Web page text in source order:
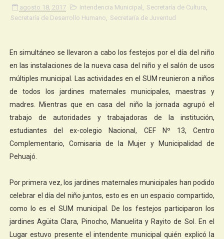
agosto 18, 2017 Intendencia Municipal Secretaría de Cultura
Secretaría de Desarrollo Humano
Secretaría de Juventud
En simultáneo se llevaron a cabo los festejos por el día del niño
en las instalaciones de la nueva casa del niño y el salón de usos
múltiples municipal. Las actividades en el SUM reunieron a niños
de todos los jardines maternales municipales, maestras y
madres. Mientras que en casa del niño la jornada agrupó el
trabajo de autoridades y trabajadoras de la institución,
estudiantes del ex-colegio Nacional, CEF Nº 13, Centro
Complementario, Comisaria de la Mujer y Municipalidad de
Pehuajó.
Por primera vez, los jardines maternales municipales han podido
celebrar el día del niño juntos, esto es en un espacio compartido,
como lo es el SUM municipal. De los festejos participaron los
jardines Agüita Clara, Pinocho, Manuelita y Rayito de Sol. En el
Lugar estuvo presente el intendente municipal quién explicó la